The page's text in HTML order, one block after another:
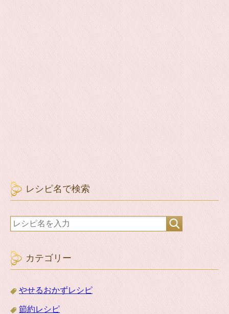
レシピ名で検索
カテゴリー
やせるおかずレシピ
節約レシピ